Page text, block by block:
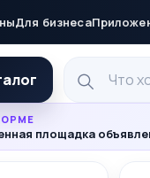
Для бизнеса
площадка